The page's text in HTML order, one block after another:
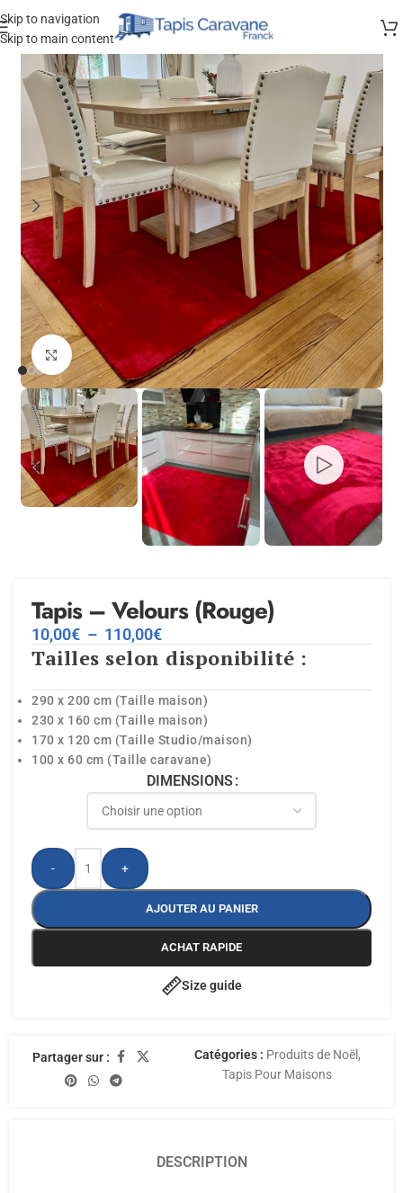
Skip to navigation
Skip to main content
Agrandir
Tapis – Velours (Rouge)
10,00€ – 110,00€
Tailles selon disponibilité :
290 x 200 cm (Taille maison)
230 x 160 cm (Taille maison)
170 x 120 cm (Taille Studio/maison)
100 x 60 cm (Taille caravane)
DIMENSIONS
- +
AJOUTER AU PANIER
ACHAT RAPIDE
Size guide
Partager sur : Catégories : Produits de Noël ,
Tapis Pour Maisons
DESCRIPTION